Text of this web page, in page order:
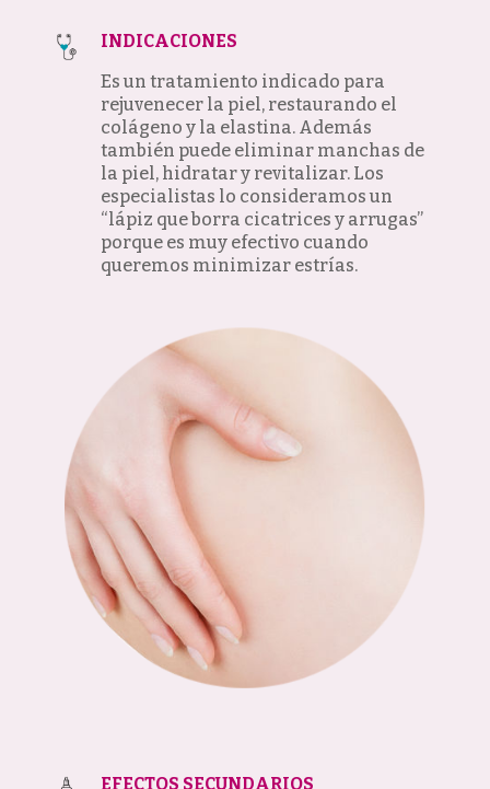
INDICACIONES
Es un tratamiento indicado para
rejuvenecer la piel, restaurando el
colágeno y la elastina. Además
también puede eliminar manchas de
la piel, hidratar y revitalizar. Los
especialistas lo consideramos un
“lápiz que borra cicatrices y arrugas”
porque es muy efectivo cuando
queremos minimizar estrías.
EFECTOS SECUNDARIOS